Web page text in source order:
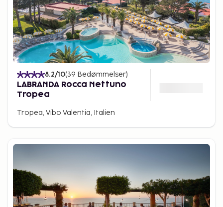
8.2/10(39 Bedømmelser)
LABRANDA Rocca Nettuno
Tropea
Tropea, Vibo Valentia, Italien